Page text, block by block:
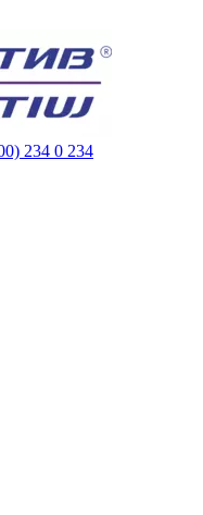
234 0 234